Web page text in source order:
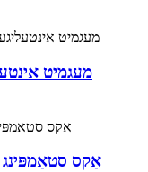
מעגמיט
4 אַקס